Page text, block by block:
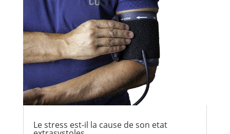
Le stress est-il la cause de son etat